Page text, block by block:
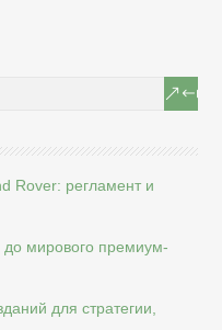
Rover: регламент и
до мирового премиум-
для стратегии,